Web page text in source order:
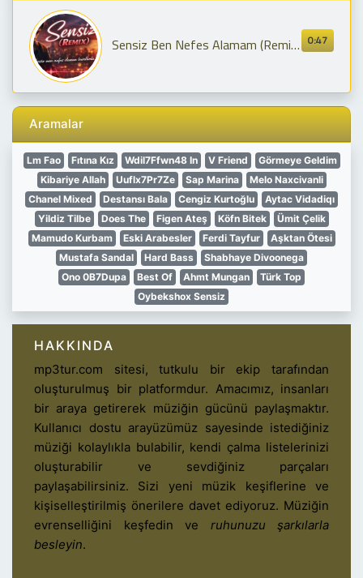
0:47
Sensiz Ben Nefes Alamam (Remix) 🔥 |
Aramalar
Lm Fao Fıtına Kız Wdil7Ffwn48 In V Friend
Görmeye Geldim
Kibariye Allah
Uuflx7Pr7Ze Sap Marina
Melo Naxcivanli
Chanel Mixed
Destansı Bala Cengiz Kurtoğlu
Aytac Vidadiqı
Yildiz Tilbe
Does The Figen Ateş Köfn Bitek
Ümit Çelik
Mamudo Kurbam
Eski Arabesler Ferdi Tayfur
Aşktan Ötesi
Mustafa Sandal
Hard Bass
Shabhaye Divoonega
Ono 0B7Dupa
Best Of Ahmt Mungan
Türk Top
Oybekshox Sensiz
HAKKINDA
mp3tur.com sitesi, tutkulu bir ekip tarafından
oluşturulmuş bir platformdur. Amacımız, insanları
bir araya getirerek müziğin gücünü paylaşmaktır.
Kullanıcı dostu arayüzümüz sayesinde istediğiniz
müziği kolaylıkla bulabilir, kendi çalma listelerinizi
oluşturabilir ve sevdiğiniz parçaları
paylaşabilirsiniz. Sizi yeni müzik keşiflerine ve
kişiselleştirilmiş önerilere davet ediyoruz. Müziğin
evrenselliğini keşfedin ve ruhunuzu şarkılarla
besleyin.